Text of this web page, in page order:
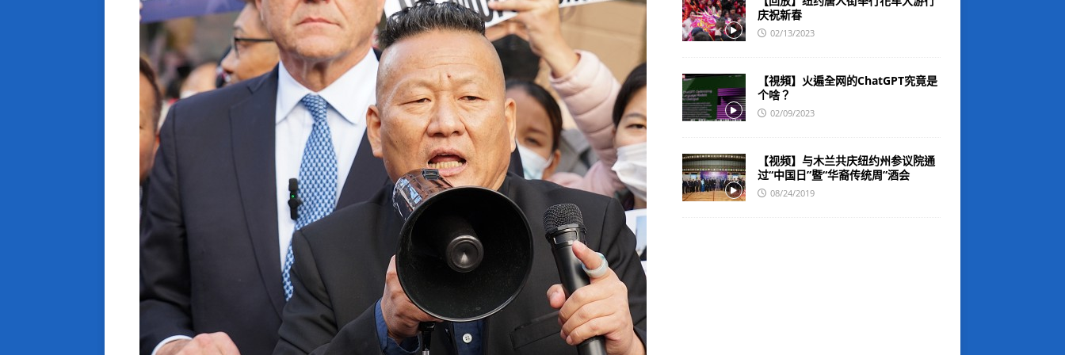
庆祝新春
02/13/2023
【視頻】火遍全网的ChatGPT究竟是
个啥？
02/09/2023
【视频】与木兰共庆纽约州参议院通
过“中国日”暨“华裔传统周”酒会
08/24/2019